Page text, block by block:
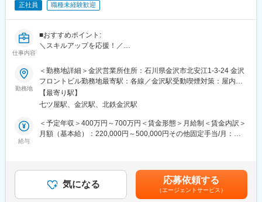
人間ドッグの費用は、40代は5年ごと、50代は3年ごと全額負担が
され手厚くなっております。
す。
・工場内での軽作業
※軽作業は希望や適性を考慮します。
■使用ツール
・新卒採用向けナビサイト
・中途採用向けスカウトサービス
・社内管理システム
■教育体制
先輩社員によるOJTやマニュアルを通じて、段階的に業務を習得
正社員 職種未経験歓迎
仕事内容
■おすすめポイント:
＼スキルアップを応援！／
最大月5万円もの技術手当など社員のスキル向上を全力で応援して
います。
＼営業がしやすい！／
当社は業界での認知度も高い為、営業しやすい環境です。反響営
業且つチームで目標達成に取り組んでいます。
■仕事内容：
ビルや病院、学校などから歴史的建造物まで、当社の建物調査・
・お問合わせを頂いた建築物に足を運び、建物の状態把握とお客
様がその建物をどうしたいかのヒアリング。
・会社に戻り技術部と連携して詳しい調査・診断を実施、それを
勤務地
＜勤務地詳細＞金沢営業所住所：石川県金沢市北安江1-3-24 金沢
フロントビル勤務地最寄駅：各線／金沢駅受動喫煙対策：屋内全
面禁煙変更の範囲：会社の定める事業所
【最寄り駅】
七ツ屋駅、金沢駅、北鉄金沢駅
給与
＜予定年収＞400万円～700万円＜賃金形態＞月給制＜賃金内訳＞
月額（基本給）：220,000円～500,000円その他固定手当/月：
ル年収：600万円（経験8年／33歳）700万円（経験7年／37歳）
780万円（経験8年／41歳）賃金はあくまでも目安の金額であり、
選考を通じて上下する可能性があります。月給(月額)は固定手当を
気になる 応募依頼する
（エージェントサービス）